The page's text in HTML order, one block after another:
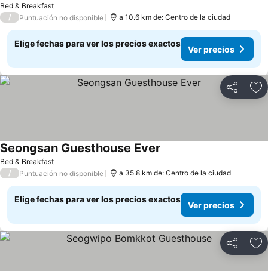
Bed & Breakfast
/ Puntuación no disponible a 10.6 km de: Centro de la ciudad
Elige fechas para ver los precios exactos
Ver precios
Compartir
Bed & Breakfast
Seongsan Guesthouse Ever
/ Puntuación no disponible a 35.8 km de: Centro de la ciudad
Elige fechas para ver los precios exactos
Ver precios
Compartir